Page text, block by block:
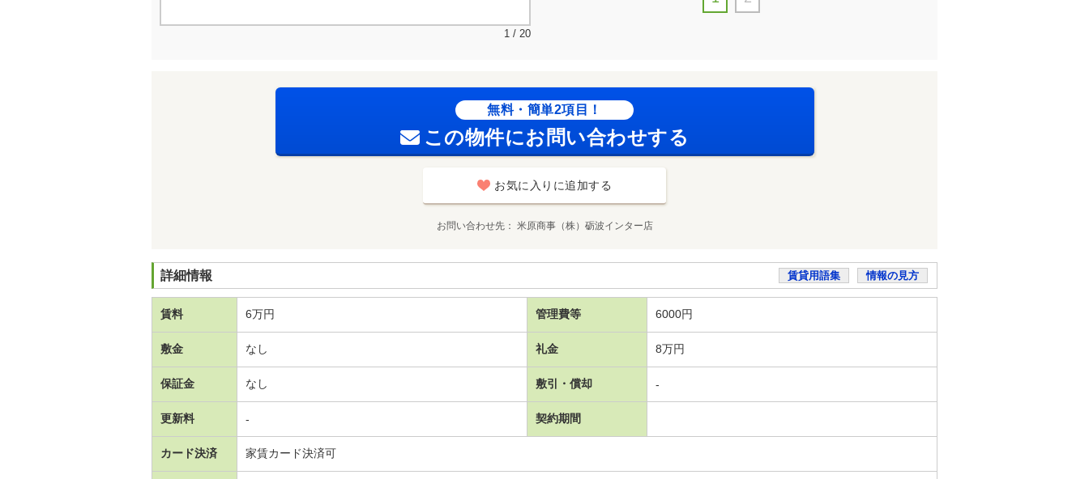
1 / 20
無料・簡単2項目！
この物件にお問い合わせする
お気に入りに追加する
お問い合わせ先 米原商事（株）砺波インター店
詳細情報 賃貸用語集 情報の見方
賃料 6万円 管理費等 6000円
敷金 なし 礼金 8万円
保証金 なし 敷引・償却 -
更新料 - 契約期間
カード決済 家賃カード決済可